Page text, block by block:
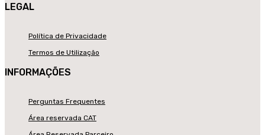
LEGAL
Política de Privacidade
Termos de Utilização
INFORMAÇÕES
Perguntas Frequentes
Área reservada CAT